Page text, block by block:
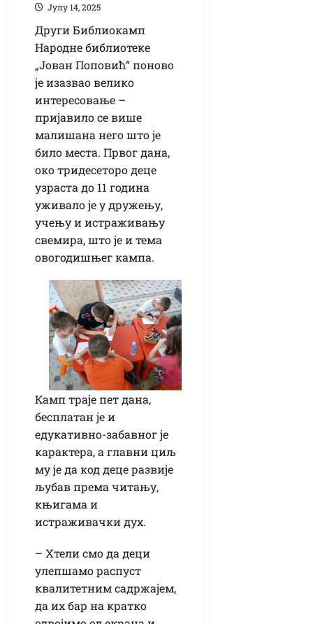
Јулy 14, 2025
Други Библиокамп
Народне библиотеке
„Јован Поповић“ поново
је изазвао велико
интересовање –
пријавило се више
малишана него што је
било места. Првог дана,
око тридесеторо деце
узраста до 11 година
уживало је у дружењу,
учењу и истраживању
свемира, што је и тема
овогодишњег кампа.
Камп траје пет дана,
бесплатан је и
едукативно-забавног је
карактера, а главни циљ
му је да код деце развије
љубав према читању,
књигама и
истраживачки дух.
– Хтели смо да деци
улепшамо распуст
квалитетним садржајем,
да их бар на кратко